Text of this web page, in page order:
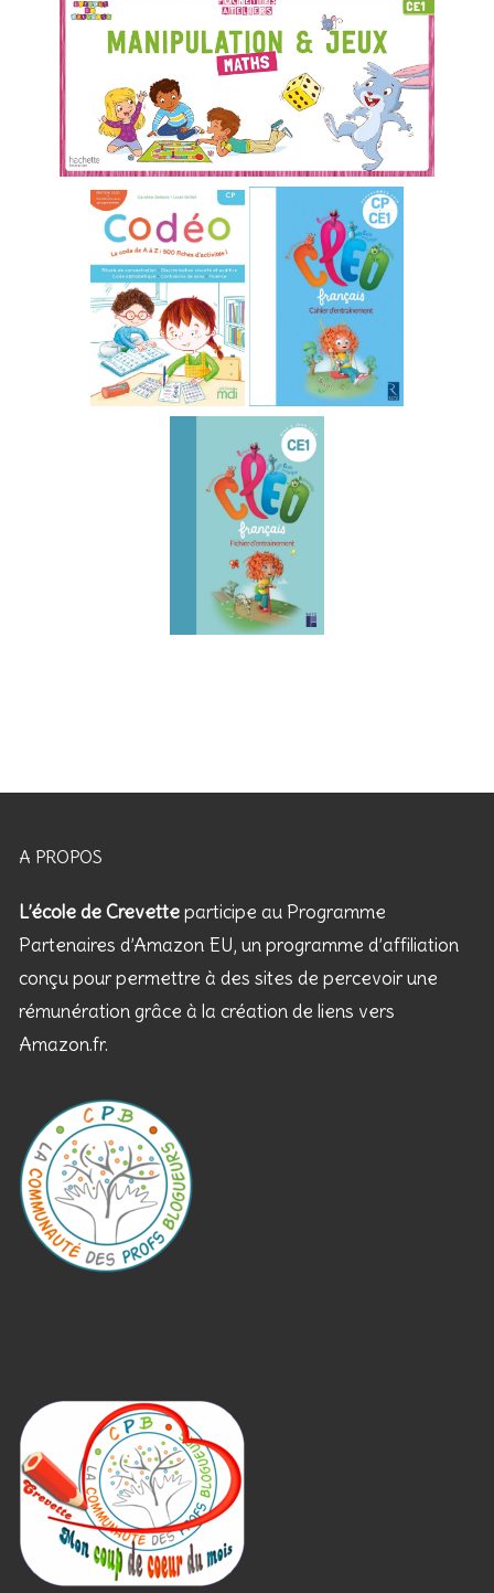
A PROPOS
L’école de Crevetteparticipe au Programme
Partenaires d’Amazon EU, un programme d’affiliation
conçu pour permettre à des sites de percevoir une
rémunération grâce à la création de liens vers
Amazon.fr.